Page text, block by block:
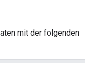
mit der folgenden